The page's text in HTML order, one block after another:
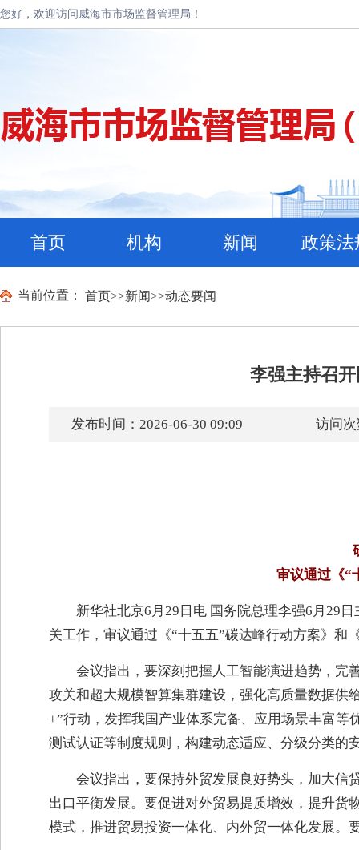
您好，欢迎访问威海市市场监督管理局！
首页 机构 新闻 政策法
当前位置： 首页>>新闻>>动态要闻
李强主持召
发布时间：2026-06-30 09:09 访问
审议通过《“
新华社北京6月29日电 国务院总理李强6月29
关工作，审议通过《“十五五”碳达峰行动方案》和
会议指出，要深刻把握人工智能演进趋势，完
攻关和超大规模智算集群建设，强化高质量数据供
+”行动，发挥我国产业体系完备、应用场景丰富
测试认证等制度规则，构建动态适应、分级分类的
会议指出，要保持外贸发展良好势头，加大信
出口平衡发展。要促进对外贸易提质增效，提升货
模式，推进贸易投资一体化、内外贸一体化发展。